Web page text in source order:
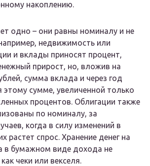
накоплению.
одно – они равны номиналу и не
недвижимость или
и вклады приносят процент,
прирост, но, вложив на
сумма вклада и через год
этому сумме, увеличенной только
процентов. Облигации также
по номиналу, за
когда в силу изменений в
растет спрос. Хранение денег на
в бумажном виде дохода не
чеки или векселя.